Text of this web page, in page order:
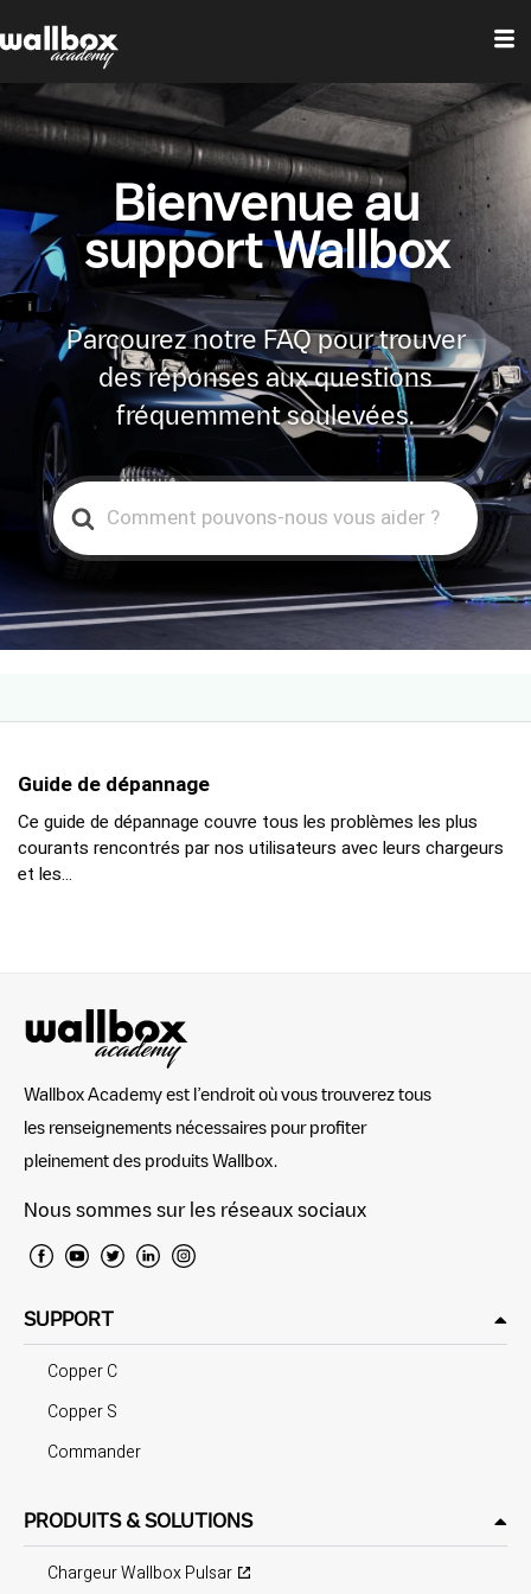
Bienvenue au
support Wallbox
Parcourez notre FAQ pour trouver
des réponses aux questions
fréquemment soulevées.
Search
For
Guide de dépannage
Ce guide de dépannage couvre tous les problèmes les plus
courants rencontrés par nos utilisateurs avec leurs chargeurs
et les...
Wallbox Academy est l’endroit où vous trouverez tous
les renseignements nécessaires pour profiter
pleinement des produits Wallbox.
Nous sommes sur les réseaux sociaux
SUPPORT
Copper C
Copper S
Commander
PRODUITS & SOLUTIONS
Chargeur Wallbox Pulsar